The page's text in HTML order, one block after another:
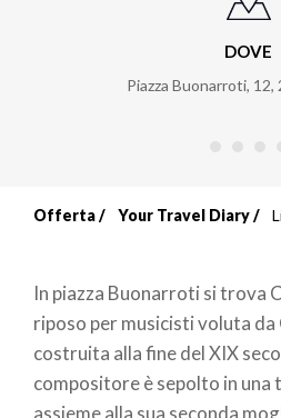
DOVE
Piazza Buonarroti, 12,
di
pane
Offerta Your Travel Diary
In piazza Buonarroti si trova
riposo per musicisti voluta da
costruita alla fine del XIX
compositore è sepolto in una
assieme alla sua seconda